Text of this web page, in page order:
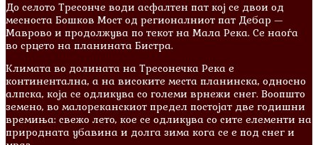
До селото Тресонче води асфалтен пат кој се двои од
месноста Бошков Мост од регионалниот пат Дебар —
Маврово и продолжува по текот на Мала Река. Се наоѓа
во срцето на планината Бистра.
Климата во долината на Тресонечка Река е
континентална, а на високите места планинска, односно
алпска, која се одликува со големи врнежи снег. Воопшто
земено, во малореканскиот предел постојат две годишни
времиња: свежо лето, кое се одликува со сите елементи на
природната убавина и долга зима кога се е под снег и